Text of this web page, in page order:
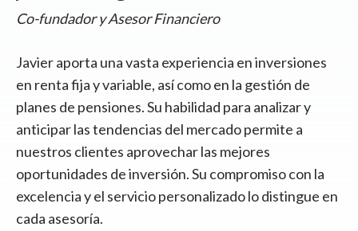
Co-fundador y Asesor Financiero
Javier aporta una vasta experiencia en inversiones
en renta fija y variable, así como en la gestión de
planes de pensiones. Su habilidad para analizar y
anticipar las tendencias del mercado permite a
nuestros clientes aprovechar las mejores
oportunidades de inversión. Su compromiso con la
excelencia y el servicio personalizado lo distingue en
cada asesoría.